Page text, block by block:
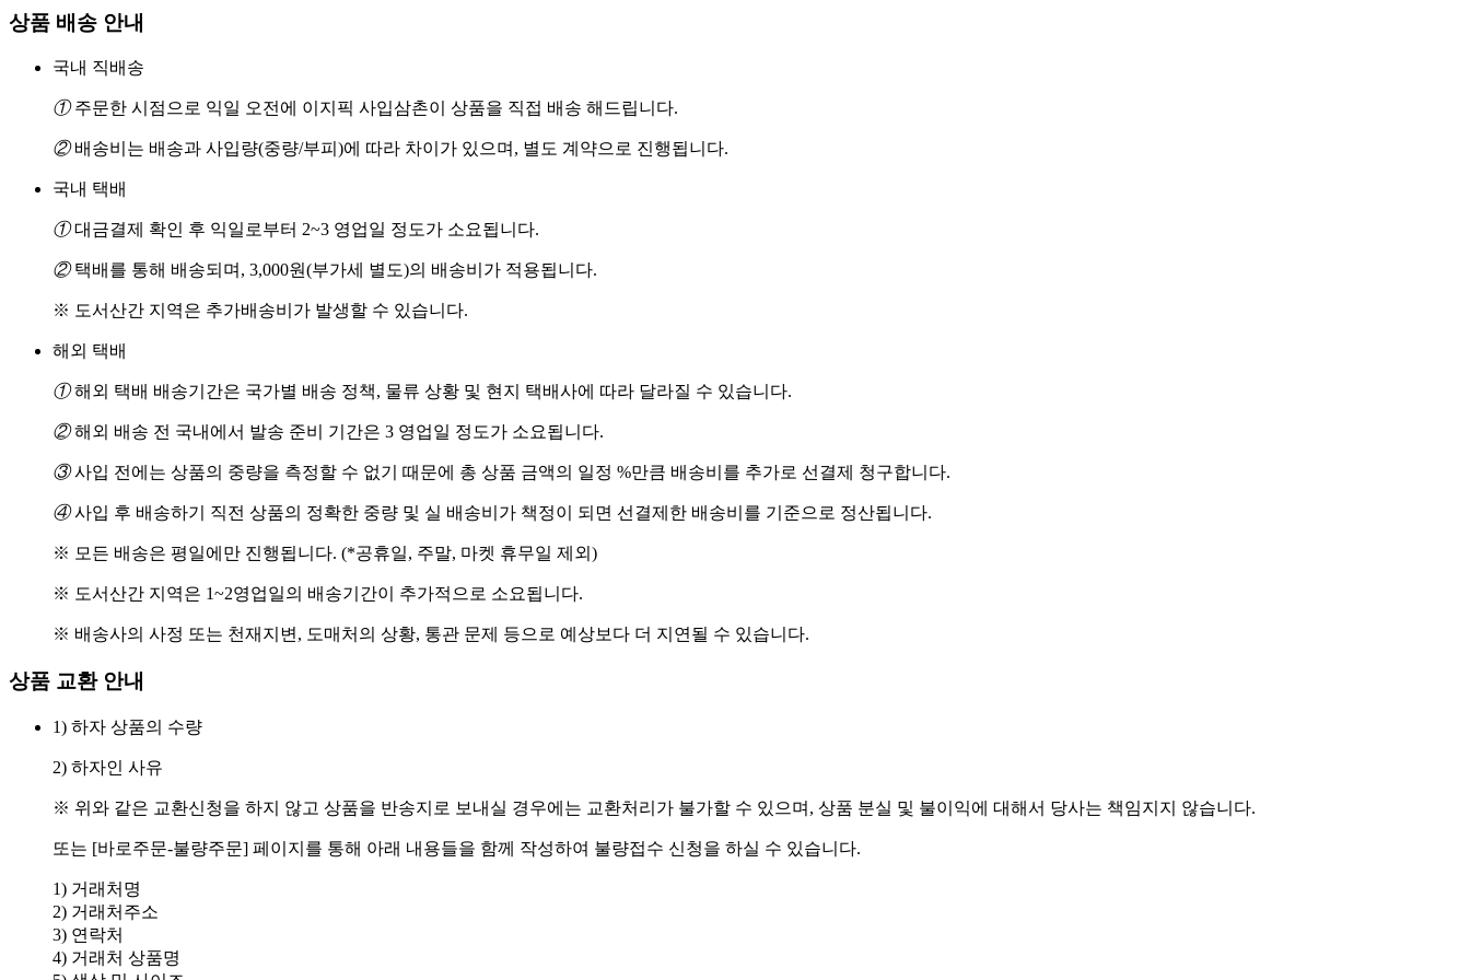
상품 배송 안내
국내 직배송
①주문한 시점으로 익일 오전에 이지픽 사입삼촌이 상품을 직접 배송 해드립니다.
②배송비는 배송과 사입량(중량/부피)에 따라 차이가 있으며, 별도 계약으로 진행됩니다.
국내 택배
①대금결제 확인 후 익일로부터 2~3 영업일 정도가 소요됩니다.
②택배를 통해 배송되며, 3,000원(부가세 별도)의 배송비가 적용됩니다.
※ 도서산간 지역은 추가배송비가 발생할 수 있습니다.
해외 택배
①해외 택배 배송기간은 국가별 배송 정책, 물류 상황 및 현지 택배사에 따라 달라질 수 있습니다.
②해외 배송 전 국내에서 발송 준비 기간은 3 영업일 정도가 소요됩니다.
③사입 전에는 상품의 중량을 측정할 수 없기 때문에 총 상품 금액의 일정 %만큼 배송비를 추가로 선결제 청구합니다.
④사입 후 배송하기 직전 상품의 정확한 중량 및 실 배송비가 책정이 되면 선결제한 배송비를 기준으로 정산됩니다.
※ 모든 배송은 평일에만 진행됩니다. (*공휴일, 주말, 마켓 휴무일 제외)
※ 도서산간 지역은 1~2영업일의 배송기간이 추가적으로 소요됩니다.
※ 배송사의 사정 또는 천재지변, 도매처의 상황, 통관 문제 등으로 예상보다 더 지연될 수 있습니다.
상품 교환 안내
1) 하자 상품의 수량
2) 하자인 사유
※ 위와 같은 교환신청을 하지 않고 상품을 반송지로 보내실 경우에는 교환처리가 불가할 수 있으며, 상품 분실 및 불이익에 대해서 당사는 책임지지 않습니다.
또는 [바로주문-불량주문] 페이지를 통해 아래 내용들을 함께 작성하여 불량접수 신청을 하실 수 있습니다.
1) 거래처명
2) 거래처주소
3) 연락처
4) 거래처 상품명